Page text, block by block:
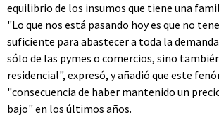
equilibrio de los insumos que tiene una
"Lo que nos está pasando hoy es que no
suficiente para abastecer a toda la
sólo de las pymes o comercios, sino
residencial", expresó, y añadió que este
"consecuencia de haber mantenido un
bajo" en los últimos años.